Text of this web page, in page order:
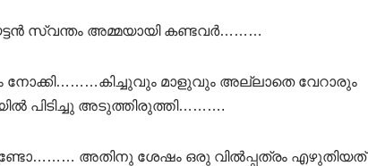
സ്വന്തം അമ്മയായി കണ്ടവർ………
നോക്കി………കിച്ചുവും മാളുവും അല്ലാതെ വേറാരും
പിടിച്ചു അടുത്തിരുത്തി……….
അതിനു ശേഷം ഒരു വിൽപ്പത്രം എഴുതിയത്